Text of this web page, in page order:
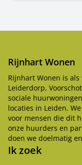
Rijnhart Wonen
Rijnhart Wonen is
Leiderdorp,
sociale
locaties in Leiden.
voor mensen die dit
onze huurders en
doen we doelmatig
Ik zoek